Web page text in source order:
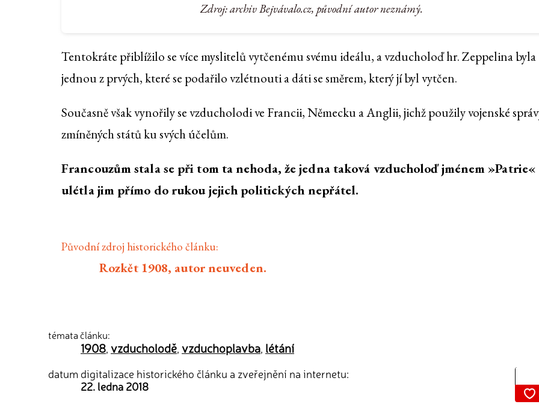
Zdroj: archiv Bejvávalo.cz, původní autor neznámý.
Tentokráte přiblížilo se více myslitelů vytčenému svému ideálu, a vzducholoď hr. Zeppelina byla
jednou z prvých, které se podařilo vzlétnouti a dáti se směrem, který jí byl vytčen.
Současně však vynořily se vzducholodi ve Francii, Německu a Anglii, jichž použily vojenské
zmíněných států ku svých účelům.
Francouzům stala se při tom ta nehoda, že jedna taková vzducholoď jménem »Patrie«
ulétla jim přímo do rukou jejich politických nepřátel.
Původní zdroj historického článku:
Rozkět 1908, autor neuveden.
témata článku:
1908 vzducholodě vzduchoplavba létání
datum digitalizace historického článku a zveřejnění na internetu:
22. ledna 2018